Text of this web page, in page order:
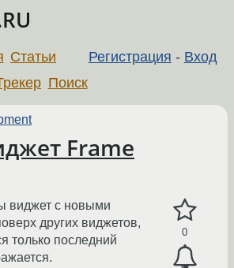
Регистрация - Вход
Статьи
Поиск
Frame
0
виджет с новыми
других виджетов,
только последний